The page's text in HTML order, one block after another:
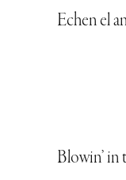
Echen el
Blowin’ in